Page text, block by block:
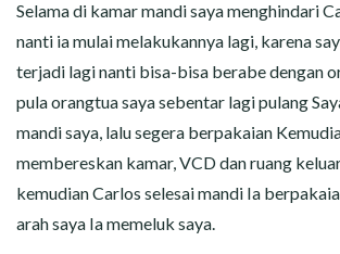
Selama di kamar mandi saya menghindari
nanti ia mulai melakukannya lagi, karena
terjadi lagi nanti bisa-bisa berabe dengan
pula orangtua saya sebentar lagi pulang
mandi saya, lalu segera berpakaian
membereskan kamar, VCD dan ruang
kemudian Carlos selesai mandi Ia
arah saya Ia memeluk saya.